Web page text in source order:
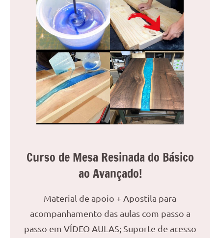
Curso de Mesa Resinada do Básico
ao Avançado!
Material de apoio + Apostila para
acompanhamento das aulas com passo a
passo em VÍDEO AULAS; Suporte de acesso